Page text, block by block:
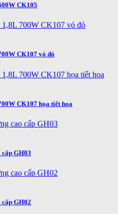
CK105
CK107 vỏ đỏ
CK107 họa tiết hoa
GH03
GH02